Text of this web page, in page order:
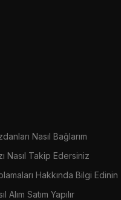
Nasıl Bağlarım
Nasıl Takip Edersiniz
Hakkında Bilgi Edinin
Alım Satım Yapılır